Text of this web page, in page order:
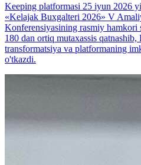
Keeping platformasi 25 iyun 2026
«Kelajak Buxgalteri 2026» V
Konferensiyasining rasmiy hamkori
180 dan ortiq mutaxassis
transformatsiya va platformaning
o'tkazdi.